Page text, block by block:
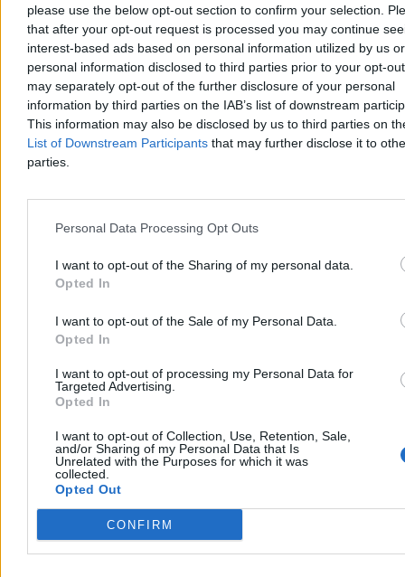
please use the below opt-out section to confirm your selection.
that after your opt-out request is processed you may continue
interest-based ads based on personal information utilized by us or
personal information disclosed to third parties prior to your opt-
may separately opt-out of the further disclosure of your personal
information by third parties on the IAB’s list of downstream
This information may also be disclosed by us to third parties on
List of Downstream Participants that may further disclose it to
parties.
Personal Data Processing Opt Outs
I want to opt-out of the Sharing of my personal data.
Opted In
I want to opt-out of the Sale of my Personal Data.
Opted In
I want to opt-out of processing my Personal Data for
Targeted Advertising.
Opted In
I want to opt-out of Collection, Use, Retention, Sale,
and/or Sharing of my Personal Data that Is
Unrelated with the Purposes for which it was
collected.
Opted Out
CONFIRM
Rodzice ustalają jedną zasadę. Żelazną: nigdy razem. Jeśli wychodzi
mama – zostaje tata. I na odwrót. Na wypadek pocisku. Żeby ktoś
przeżył. Żeby Lejla z siostrą nie zostały sierotami. – Mama miała
wtedy 44 lata. Tata 47. Musieli o tym myśleć codziennie.
„Były tylko dwie możliwości”
Pewnego dnia ojciec, zatrudniony w firmie budowlano-
inżynieryjnej, nie wraca z pracy. Wyszedł rano jak zwykle. Pięć
dowiedzieć się czegokolwiek. Wychodzą pytać sąsiadów, czy ktoś
cokolwiek widział. Nikt nic nie wie. Dopiero po trzech czy czterech
i jedzie do szpitala.
albo ranny.
Reklama